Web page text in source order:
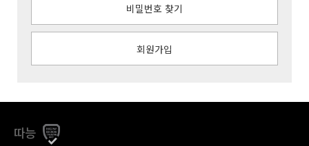
비밀번호 찾기
회원가입
따능